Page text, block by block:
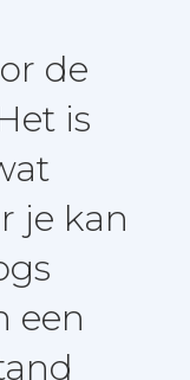
de
is
je kan
een